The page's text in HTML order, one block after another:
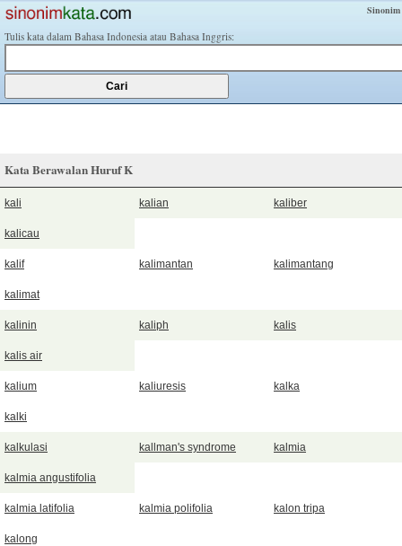
Tulis kata dalam Bahasa Indonesia atau Bahasa Inggris:
Kata Berawalan Huruf K
kali kalian kaliber
kalicau
kalif kalimantan kalimantang
kalimat
kalinin kaliph kalis
kalis air
kalium kaliuresis kalka
kalki
kalkulasi kallman's syndrome kalmia
kalmia angustifolia
kalmia latifolia kalmia polifolia kalon tripa
kalong